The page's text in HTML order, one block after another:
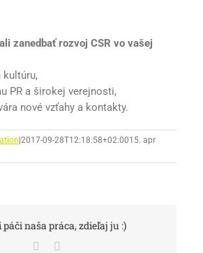
zanedbať rozvoj CSR vo vašej
kultúru,
PR a širokej verejnosti,
nové vzťahy a kontakty.
2017-09-28T12:18:58+02:0015. apr
naša práca, zdieľaj ju :)
Facebook